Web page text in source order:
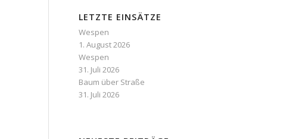
LETZTE EINSÄTZE
Wespen
1. August 2026
Wespen
31. Juli 2026
Baum über Straße
31. Juli 2026